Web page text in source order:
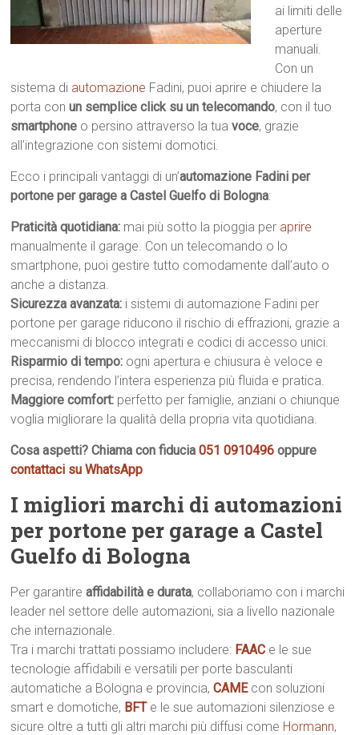
ai limiti delle
aperture
manuali.
Con un
sistema di automazione Fadini, puoi aprire e chiudere la
porta conun semplice click su un telecomando, con il tuo
smartphone o persino attraverso la tuavoce, grazie
all’integrazione con sistemi domotici.
Ecco i principali vantaggi di un’automazione Fadini per
portone per garage a Castel Guelfo di Bologna:
Praticità quotidiana: mai più sotto la pioggia per aprire
manualmente il garage. Con un telecomando o lo
smartphone, puoi gestire tutto comodamente dall’auto o
anche a distanza.
Sicurezza avanzata: i sistemi di automazione Fadini per
portone per garage riducono il rischio di effrazioni, grazie a
meccanismi di blocco integrati e codici di accesso unici.
Risparmio di tempo: ogni apertura e chiusura è veloce e
precisa, rendendo l’intera esperienza più fluida e pratica.
Maggiore comfort: perfetto per famiglie, anziani o chiunque
voglia migliorare la qualità della propria vita quotidiana.
Cosa aspetti? Chiama con fiducia051 0910496 oppure
contattaci su WhatsApp
I migliori marchi di automazioni
per portone per garage a Castel
Guelfo di Bologna
Per garantireaffidabilità e durata, collaboriamo con i marchi
leader nel settore delle automazioni, sia a livello nazionale
che internazionale.
Tra i marchi trattati possiamo includere: FAAC e le sue
tecnologie affidabili e versatili per porte basculanti
automatiche a Bologna e provincia,CAME con soluzioni
smart e domotiche, BFT e le sue automazioni silenziose e
sicure oltre a tutti gli altri marchi più diffusi come Hormann,